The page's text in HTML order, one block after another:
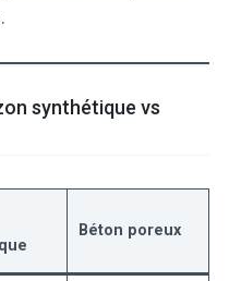
synthétique vs
Béton poreux